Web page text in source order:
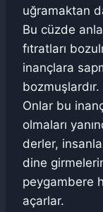
uğramaktan
Bu cüzde
fıtratları
inançlara
bozmuşlardır.
Onlar bu
olmaları
derler,
dine
peygambere
açarlar.